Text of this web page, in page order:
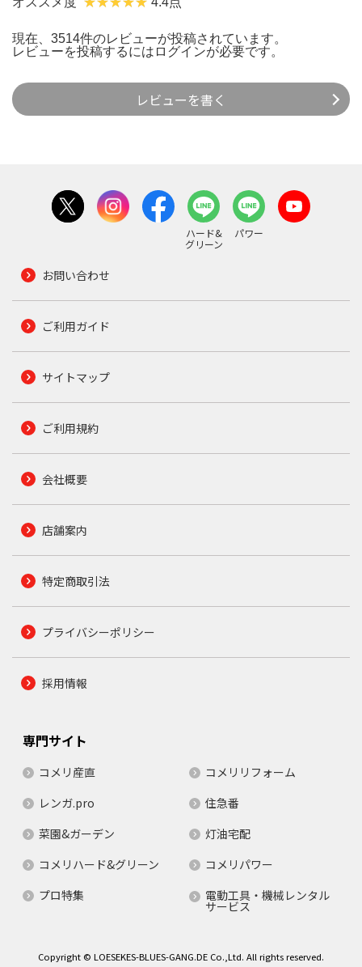
現在、3514件のレビューが投稿されています。
レビューを投稿するには ログインが必要です。
レビューを書く
ハード&
グリーン
パワー
お問い合わせ
ご利用ガイド
サイトマップ
ご利用規約
会社概要
店舗案内
特定商取引法
プライバシーポリシー
採用情報
専門サイト
コメリ産直
コメリリフォーム
レンガ.pro
住急番
菜園&ガーデン
灯油宅配
コメリハード&グリーン
コメリパワー
プロ特集
電動工具・機械レンタル
サービス
Copyright © LOESEKES-BLUES-GANG.DE Co.,Ltd. All rights reserved.